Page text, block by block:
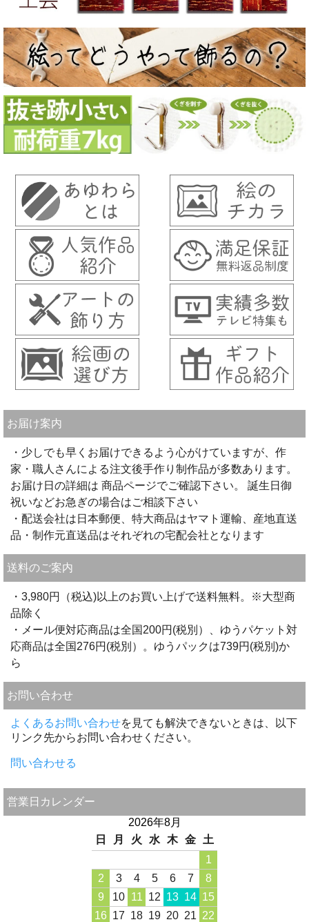
お届け案内
・少しでも早くお届けできるよう心がけていますが、作
家・職人さんによる注文後手作り制作品が多数あります。
お届け日の詳細は 商品ページでご確認下さい。 誕生日御
祝いなどお急ぎの場合はご相談下さい
・配送会社は日本郵便、特大商品はヤマト運輸、産地直送
品・制作元直送品はそれぞれの宅配会社となります
送料のご案内
・3,980円（税込)以上のお買い上げで送料無料。※大型商
品除く
・メール便対応商品は全国200円(税別）、ゆうパケット対
応商品は全国276円(税別）。ゆうパックは739円(税別)か
ら
お問い合わせ
よくあるお問い合わせを見ても解決できないときは、以下
リンク先からお問い合わせください。
問い合わせる
営業日カレンダー
2026年8月
日
月 火 水 木 金
土
1
2
3 4 5 6 7
8
9
10 11 12 13 14 15
16 17 18 19 20 21 22